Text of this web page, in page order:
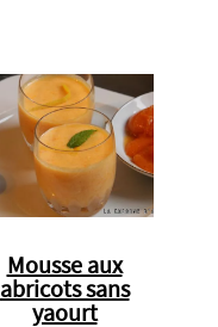
Mousse aux
abricots sans
yaourt